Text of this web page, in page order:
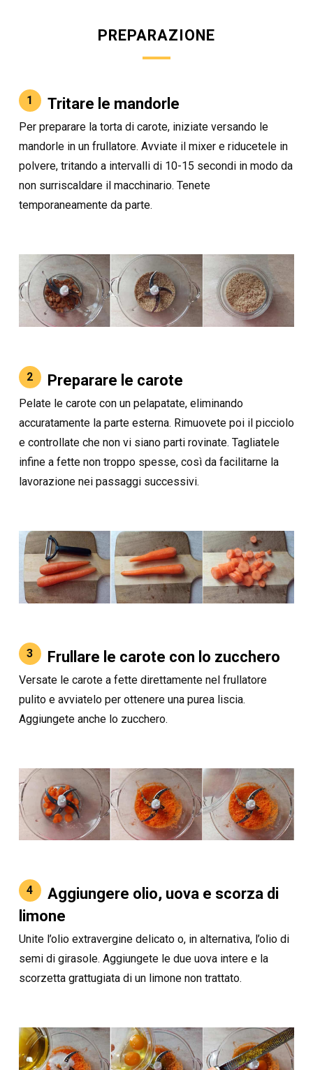
PREPARAZIONE
1 Tritare le mandorle
Per preparare la torta di carote, iniziate versando le
mandorle in un frullatore. Avviate il mixer e riducetele in
polvere, tritando a intervalli di 10-15 secondi in modo da
non surriscaldare il macchinario. Tenete
temporaneamente da parte.
2 Preparare le carote
Pelate le carote con un pelapatate, eliminando
accuratamente la parte esterna. Rimuovete poi il picciolo
e controllate che non vi siano parti rovinate. Tagliatele
infine a fette non troppo spesse, così da facilitarne la
lavorazione nei passaggi successivi.
3 Frullare le carote con lo zucchero
Versate le carote a fette direttamente nel frullatore
pulito e avviatelo per ottenere una purea liscia.
Aggiungete anche lo zucchero.
4
Aggiungere olio, uova e scorza di
limone
Unite l’olio extravergine delicato o, in alternativa, l’olio di
semi di girasole. Aggiungete le due uova intere e la
scorzetta grattugiata di un limone non trattato.